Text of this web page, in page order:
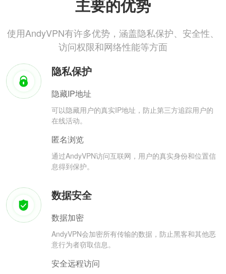
主要的优势
使用AndyVPN有许多优势，涵盖隐私保护、安全性、
访问权限和网络性能等方面
隐私保护
隐藏IP地址
可以隐藏用户的真实IP地址，防止第三方追踪用户的
在线活动。
匿名浏览
通过AndyVPN访问互联网，用户的真实身份和位置信
息得到保护。
数据安全
数据加密
AndyVPN会加密所有传输的数据，防止黑客和其他恶
意行为者窃取信息。
安全远程访问